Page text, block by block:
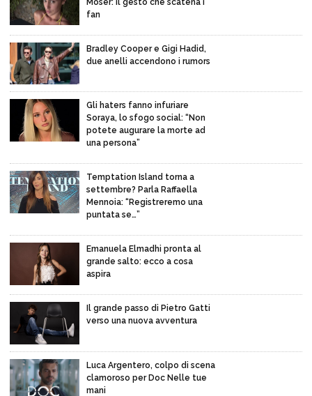
Moser: il gesto che scatena i
fan
Bradley Cooper e Gigi Hadid,
due anelli accendono i rumors
Gli haters fanno infuriare
Soraya, lo sfogo social: “Non
potete augurare la morte ad
una persona”
Temptation Island torna a
settembre? Parla Raffaella
Mennoia: “Registreremo una
puntata se…”
Emanuela Elmadhi pronta al
grande salto: ecco a cosa
aspira
Il grande passo di Pietro Gatti
verso una nuova avventura
Luca Argentero, colpo di scena
clamoroso per Doc Nelle tue
mani